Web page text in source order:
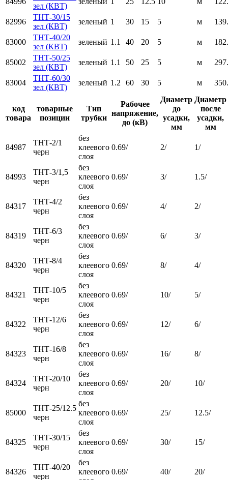
зел (КВТ)
82996
ТНТ-30/15
зел (КВТ)
зеленый 1 30 15 5 м
83000
ТНТ-40/20
зел (КВТ)
зеленый 1.1 40 20 5 м
85002
ТНТ-50/25
зел (КВТ)
зеленый 1.1 50 25 5 м
83004
ТНТ-60/30
зел (КВТ)
зеленый 1.2 60 30 5 м
код
товара
товарные
позиции
Тип
трубки
Рабочее
напряжение,
до (кВ)
Диаметр
до
усадки,
мм
Диаметр
после
усадки,
мм
84987
ТНТ-2/1
черн
без
клеевого
слоя
0.69/ 2/ 1/
84993
ТНТ-3/1,5
черн
без
клеевого
слоя
0.69/ 3/ 1.5/
84317
ТНТ-4/2
черн
без
клеевого
слоя
0.69/ 4/ 2/
84319
ТНТ-6/3
черн
без
клеевого
слоя
0.69/ 6/ 3/
84320
ТНТ-8/4
черн
без
клеевого
слоя
0.69/ 8/ 4/
84321
ТНТ-10/5
черн
без
клеевого
слоя
0.69/ 10/ 5/
84322
ТНТ-12/6
черн
без
клеевого
слоя
0.69/ 12/ 6/
84323
ТНТ-16/8
черн
без
клеевого
слоя
0.69/ 16/ 8/
84324
ТНТ-20/10
черн
без
клеевого
слоя
0.69/ 20/ 10/
85000
ТНТ-25/12.5
черн
без
клеевого
слоя
0.69/ 25/ 12.5/
84325
ТНТ-30/15
черн
без
клеевого
слоя
0.69/ 30/ 15/
84326
ТНТ-40/20
черн
без
клеевого 0.69/ 40/ 20/